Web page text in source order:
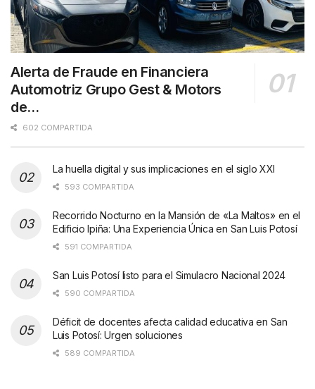
Alerta de Fraude en Financiera
Automotriz Grupo Gest & Motors
de…
602 COMPARTIDA
La huella digital y sus implicaciones en el siglo XXI
593 COMPARTIDA
Recorrido Nocturno en la Mansión de «La Maltos» en el
Edificio Ipiña: Una Experiencia Única en San Luis Potosí
591 COMPARTIDA
San Luis Potosí listo para el Simulacro Nacional 2024
590 COMPARTIDA
Déficit de docentes afecta calidad educativa en San
Luis Potosí: Urgen soluciones
589 COMPARTIDA